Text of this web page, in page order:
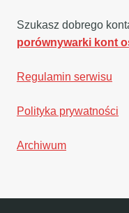
Szukasz dobrego
porównywarki kont
Regulamin serwisu
Polityka prywatności
Archiwum